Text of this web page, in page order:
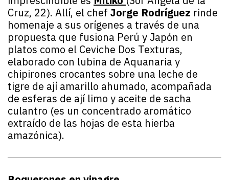
Cruz, 22). Allí, el chef Jorge Rodríguez rinde
homenaje a sus orígenes a través de una
propuesta que fusiona Perú y Japón en
platos como el Ceviche Dos Texturas,
elaborado con lubina de Aquanaria y
chipirones crocantes sobre una leche de
tigre de ají amarillo ahumado, acompañada
de esferas de ají limo y aceite de sacha
culantro (es un concentrado aromático
extraído de las hojas de esta hierba
amazónica).